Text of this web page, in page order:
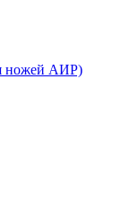
ножей АИР)